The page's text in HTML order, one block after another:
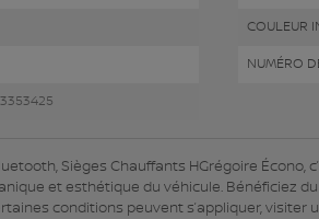
COULEUR
NUMÉRO
Sièges Chauffants HGrégoire
et esthétique du véhicule. Bénéficiez
conditions peuvent s’appliquer, visiter